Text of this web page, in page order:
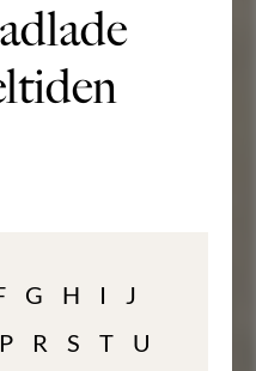
G H I
J
P R S T
U